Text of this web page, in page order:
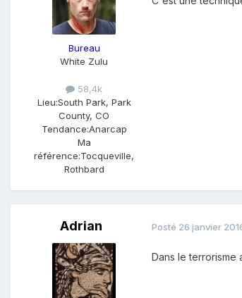
Bureau
White Zulu
58,4k
Lieu:South Park, Park
County, CO
Tendance:Anarcap
Ma
référence:Tocqueville,
Rothbard
Adrian Posté 26 janvier
Dans le terrorisme